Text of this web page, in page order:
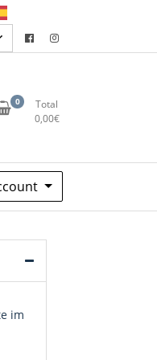
0
Total
0,00€
im